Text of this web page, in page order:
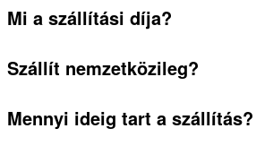
Mi a szállítási díja?
Szállít nemzetközileg?
Mennyi ideig tart a szállítás?